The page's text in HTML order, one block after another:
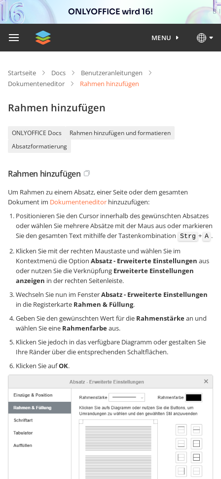
ONLYOFFICE wird 16!
MENU
Startseite Docs
Benutzeranleitungen
Dokumenteneditor
Rahmen hinzufügen
Rahmen hinzufügen
ONLYOFFICE Docs
Rahmen hinzufügen und formatieren
Absatzformatierung
Rahmen hinzufügen
Um Rahmen zu einem Absatz, einer Seite oder dem gesamten
Dokument im Dokumenteneditor hinzuzufügen:
Positionieren Sie den Cursor innerhalb des gewünschten Absatzes
oder wählen Sie mehrere Absätze mit der Maus aus oder markieren
Sie den gesamten Text mithilfe der Tastenkombination
Strg + A .
Klicken Sie mit der rechten Maustaste und wählen Sie im
Kontextmenü die Option Absatz - Erweiterte Einstellungen aus
oder nutzen Sie die Verknüpfung Erweiterte Einstellungen
anzeigen in der rechten Seitenleiste.
Wechseln Sie nun im FensterAbsatz - Erweiterte Einstellungen
in die Registerkarte Rahmen & Füllung.
Geben Sie den gewünschten Wert für die Rahmenstärkean und
wählen Sie eine Rahmenfarbeaus.
Klicken Sie jedoch in das verfügbare Diagramm oder gestalten Sie
Ihre Ränder über die entsprechenden Schaltflächen.
Klicken Sie aufOK.